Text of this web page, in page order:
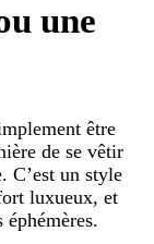
une
être
de se vêtir
C’est un style
luxueux, et
éphémères.